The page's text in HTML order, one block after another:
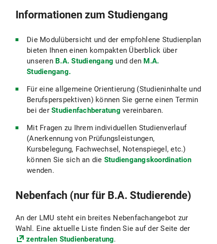
Informationen zum Studiengang
Die Modulübersicht und der empfohlene Studienplan
bieten Ihnen einen kompakten Überblick über
unseren B.A. Studiengang und den M.A.
Studiengang.
Für eine allgemeine Orientierung (Studieninhalte und
Berufsperspektiven) können Sie gerne einen Termin
bei der Studienfachberatung vereinbaren.
Mit Fragen zu Ihrem individuellen Studienverlauf
(Anerkennung von Prüfungsleistungen,
Kursbelegung, Fachwechsel, Notenspiegel, etc.)
können Sie sich an die Studiengangskoordination
wenden.
Nebenfach (nur für B.A. Studierende)
An der LMU steht ein breites Nebenfachangebot zur
Wahl. Eine aktuelle Liste finden Sie auf der Seite der
zentralen Studienberatung.